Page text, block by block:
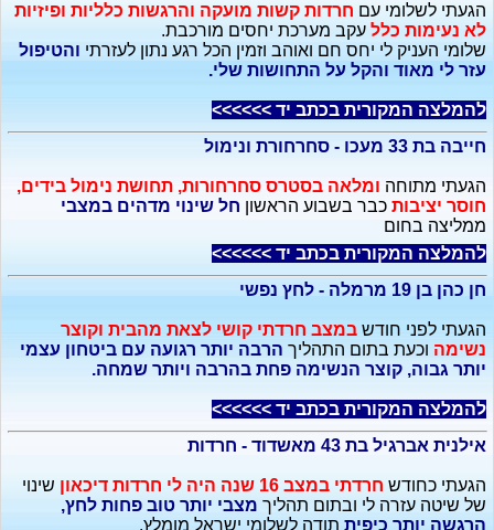
הגעתי לשלומי עם חרדות קשות מועקה והרגשות כלליות ופיזיות
לא נעימות כלל עקב מערכת יחסים מורכבת.
שלומי העניק לי יחס חם ואוהב וזמין הכל רגע נתון לעזרתי והטיפול
עזר לי מאוד והקל על התחושות שלי.
להמלצה המקורית בכתב יד >>>>>>
חייבה בת 33 מעכו - סחרחורת ונימול
הגעתי מתוחה ומלאה בסטרס סחרחורות, תחושת נימול בידים,
חוסר יציבותכבר בשבוע הראשון חל שינוי מדהים במצבי
ממליצה בחום
להמלצה המקורית בכתב יד >>>>>>
חן כהן בן 19 מרמלה - לחץ נפשי
הגעתי לפני חודש במצב חרדתי קושי לצאת מהבית וקוצר
נשימה וכעת בתום התהליך הרבה יותר רגועה עם ביטחון עצמי
יותר גבוה, קוצר הנשימה פחת בהרבה ויותר שמחה.
להמלצה המקורית בכתב יד >>>>>>
אילנית אברגיל בת 43 מאשדוד - חרדות
הגעתי כחודש חרדתי במצב 16 שנה היה לי חרדות דיכאון
שינוי
של שיטה עזרה לי ובתום תהליך מצבי יותר טוב פחות לחץ,
הרגשה יותר כיפיתתודה לשלומי ישראל מומלץ.